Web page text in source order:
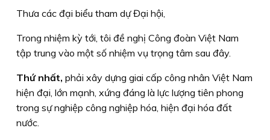
Thưa các đại biểu tham dự Đại hội,
Trong nhiệm kỳ tới, tôi đề nghị Công đoàn Việt Nam
tập trung vào một số nhiệm vụ trọng tâm sau đây.
Thứ nhất, phải xây dựng giai cấp công nhân Việt Nam
hiện đại, lớn mạnh, xứng đáng là lực lượng tiên phong
trong sự nghiệp công nghiệp hóa, hiện đại hóa đất
nước.